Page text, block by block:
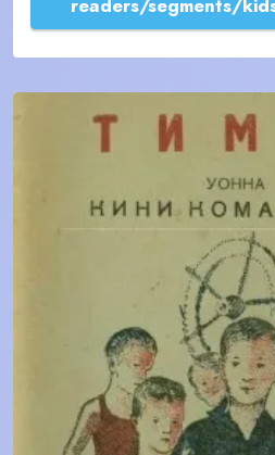
readers/segments/